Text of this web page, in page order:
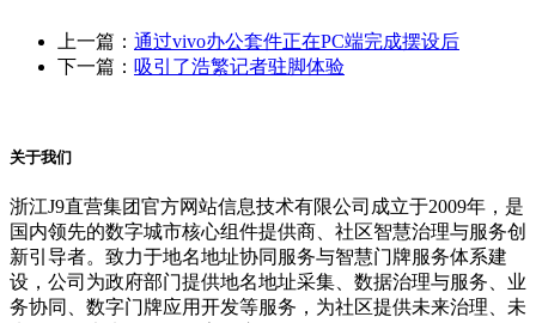
上一篇： 通过vivo办公套件正在PC端完成摆设后
下一篇： 吸引了浩繁记者驻脚体验
关于我们
浙江J9直营集团官方网站信息技术有限公司成立于2009年，是
国内领先的数字城市核心组件提供商、社区智慧治理与服务创
新引导者。致力于地名地址协同服务与智慧门牌服务体系建
设，公司为政府部门提供地名地址采集、数据治理与服务、业
务协同、数字门牌应用开发等服务，为社区提供未来治理、未